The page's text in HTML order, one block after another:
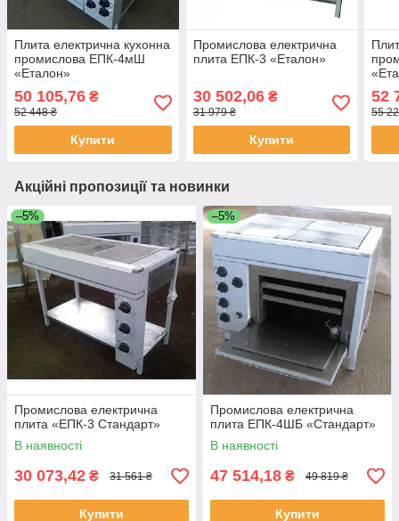
Плита електрична кухонна
промислова ЕПК-4мШ
«Еталон»
50 105,76 ₴
52 448 ₴
Купити
Промислова електрична
плита ЕПК-3 «Еталон»
30 502,06₴
31 979 ₴
Купити
52
55
Акційні пропозиції та новинки
–5%
Промислова електрична
плита «ЕПК-3 Стандарт»
В наявності
30 073,42 ₴ 31 561 ₴
Купити
–5%
Промислова електрична
плита ЕПК-4ШБ «Стандарт»
В наявності
47 514,18 ₴ 49 819 ₴
Купити